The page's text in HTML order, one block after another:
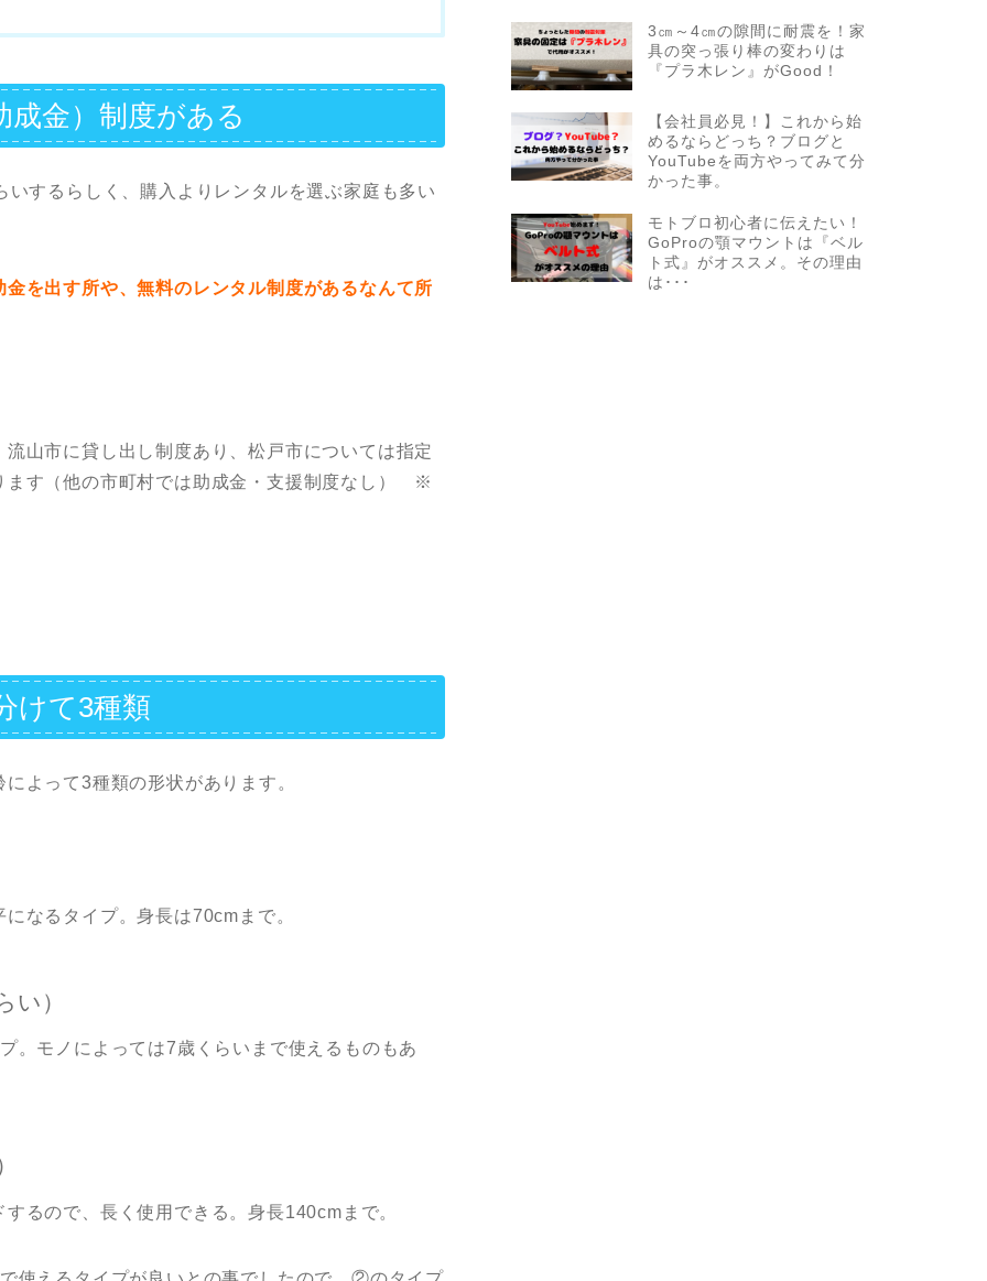
金）制度がある
するらしく、購入よりレンタルを選ぶ家庭も多い
を出す所や、無料のレンタル制度があるなんて所
山市に貸し出し制度あり、松戸市については指定
ます（他の市町村では助成金・支援制度なし） ※
けて3種類
よって3種類の形状があります。
なるタイプ。身長は70cmまで。
）
。モノによっては7歳くらいまで使えるものもあ
るので、長く使用できる。身長140cmまで。
3㎝～4㎝の隙間に耐震を！家
具の突っ張り棒の変わりは
『プラ木レン』がGood！
【会社員必見！】これから始
めるならどっち？ブログと
YouTubeを両方やってみて分
かった事。
モトブロ初心者に伝えたい！
GoProの顎マウントは『ベル
ト式』がオススメ。その理由
は･･･